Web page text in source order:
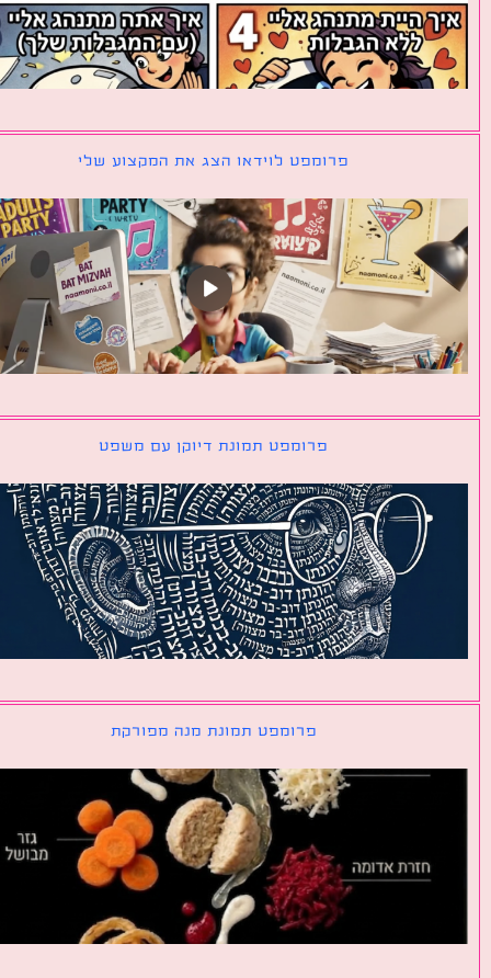
פרומפט לוידאו הצג את המקצוע שלי
פרומפט תמונת דיוקן עם משפט
פרומפט תמונת מנה מפורקת